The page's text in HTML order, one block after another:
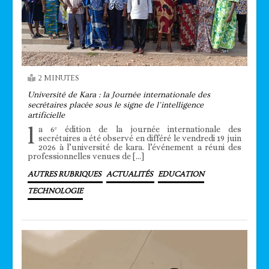
2 MINUTES
Université de Kara : la Journée internationale des
secrétaires placée sous le signe de l’intelligence
artificielle
l a 6ᵉ édition de la journée internationale des
secrétaires a été observé en différé le vendredi 19 juin
2026 à l’université de kara. l’événement a réuni des
professionnelles venues de […]
AUTRES RUBRIQUES ACTUALITÉS EDUCATION
TECHNOLOGIE